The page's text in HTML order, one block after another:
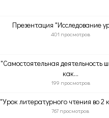
Презентация "Исследование
401 просмотров
"Самостоятельная деятельность
как...
199 просмотров
"Урок литературного чтения во 2
767 просмотров